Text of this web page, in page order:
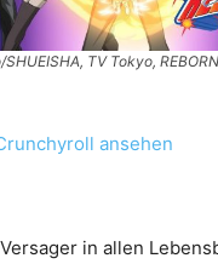
TV Tokyo,
ansehen
in allen